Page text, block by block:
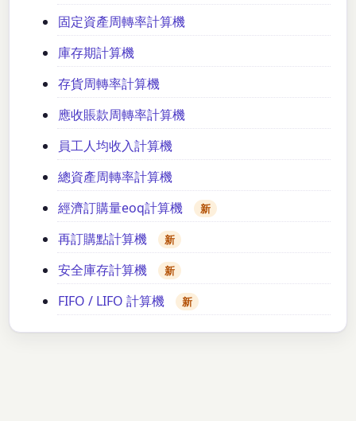
固定資產周轉率計算機
庫存期計算機
存貨周轉率計算機
應收賬款周轉率計算機
員工人均收入計算機
總資產周轉率計算機
經濟訂購量eoq計算機
新
再訂購點計算機 新
安全庫存計算機 新
FIFO / LIFO 計算機 新